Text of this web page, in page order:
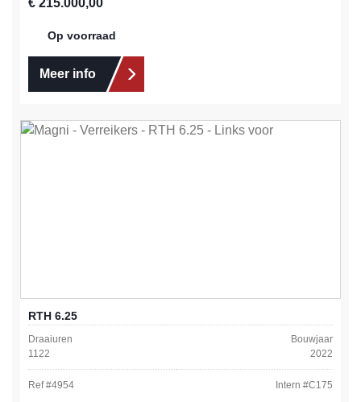
€ 215.000,00
Op voorraad
Meer info
RTH 6.25
Draaiuren
1122
Bouwjaar
2022
Ref #4954 Intern #C175